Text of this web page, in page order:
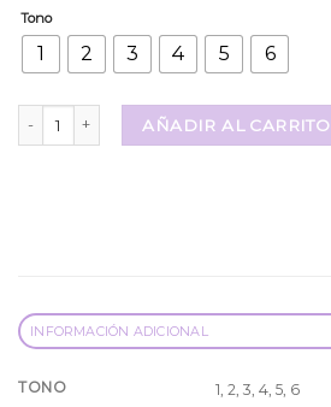
Tono
1 2 3 4 5 6
Labial Matte Vinyl TEI cantidad
AÑADIR AL CARRITO
INFORMACIÓN ADICIONAL
TONO 1, 2, 3, 4, 5, 6